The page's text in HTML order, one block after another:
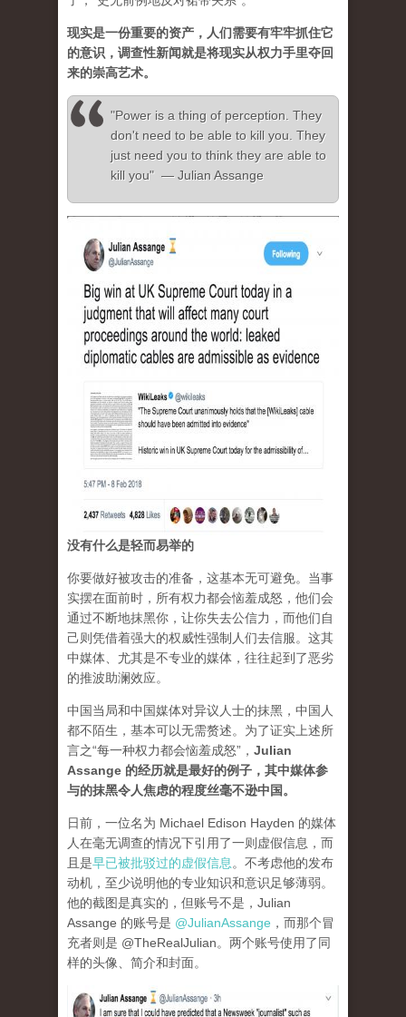
现实是一份重要的资产，人们需要有牢牢抓住它
的意识，调查性新闻就是将现实从权力手里夺回
来的崇高艺术。
"Power is a thing of perception. They
don't need to be able to kill you. They
just need you to think they are able to
kill you" — Julian Assange
没有什么是轻而易举的
你要做好被攻击的准备，这基本无可避免。当事
实摆在面前时，所有权力都会恼羞成怒，他们会
通过不断地抹黑你，让你失去公信力，而他们自
己则凭借着强大的权威性强制人们去信服。这其
中媒体、尤其是不专业的媒体，往往起到了恶劣
的推波助澜效应。
中国当局和中国媒体对异议人士的抹黑，中国人
都不陌生，基本可以无需赘述。为了证实上述所
言之“每一种权力都会恼羞成怒”， Julian
Assange 的经历就是最好的例子，其中媒体参
与的抹黑令人焦虑的程度丝毫不逊中国。
日前，一位名为 Michael Edison Hayden 的媒体
人在毫无调查的情况下引用了一则虚假信息，而
且是早已被批驳过的虚假信息 。不考虑他的发布
动机，至少说明他的专业知识和意识足够薄弱。
他的截图是真实的，但账号不是，Julian
Assange 的账号是 @JulianAssange ，而那个冒
充者则是 @TheRealJulian。两个账号使用了同
样的头像、简介和封面。